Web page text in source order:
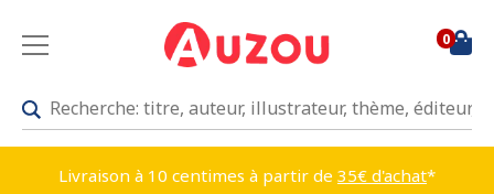
0
Livraison à 10 centimes à partir de 35€ d'achat*